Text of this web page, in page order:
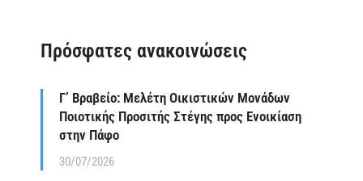
Πρόσφατες ανακοινώσεις
Γ’ Βραβείο: Μελέτη Οικιστικών Μονάδων
Ποιοτικής Προσιτής Στέγης προς Ενοικίαση
στην Πάφο
30/07/2026